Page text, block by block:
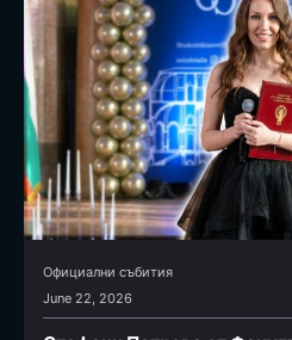
Официални събития
June 22, 2026